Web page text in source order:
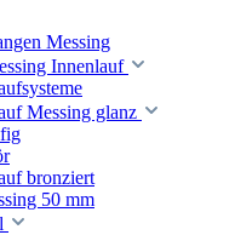
Messing
Innenlauf
Messing glanz
bronziert
50 mm